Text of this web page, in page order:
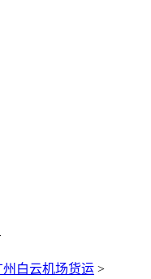
州白云机场货运 >